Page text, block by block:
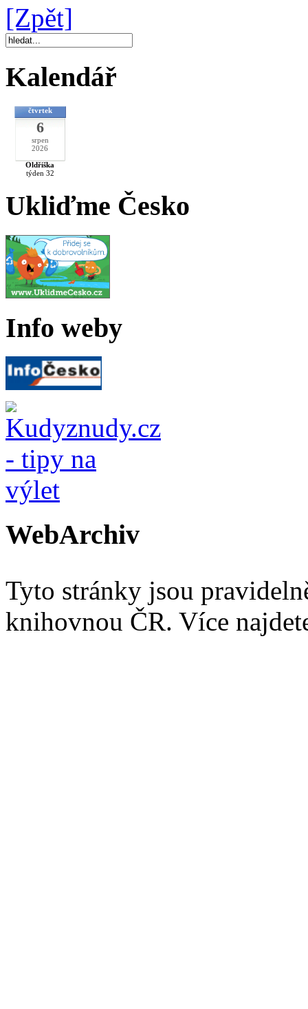
[Zpět]
Kalendář
čtvrtek
6
srpen
2026
Oldřiška
týden 32
Ukliďme Česko
Info weby
WebArchiv
Tyto stránky jsou
knihovnou ČR. Více